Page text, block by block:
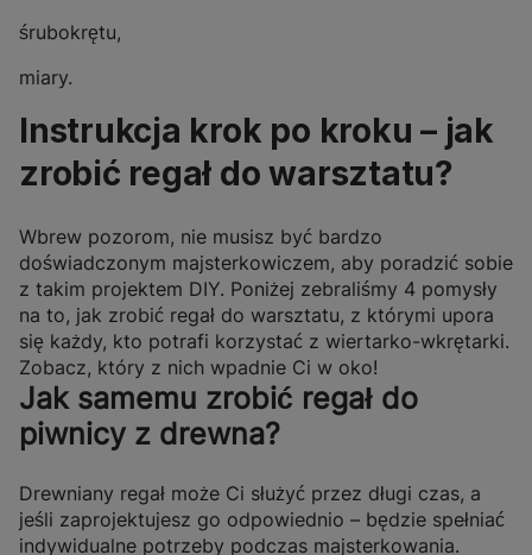
śrubokrętu,
miary.
Instrukcja krok po kroku – jak
zrobić regał do warsztatu?
Wbrew pozorom, nie musisz być bardzo
doświadczonym majsterkowiczem, aby poradzić sobie
z takim projektem DIY. Poniżej zebraliśmy 4 pomysły
na to, jak zrobić regał do warsztatu, z którymi upora
się każdy, kto potrafi korzystać z wiertarko-wkrętarki.
Zobacz, który z nich wpadnie Ci w oko!
Jak samemu zrobić regał do
piwnicy z drewna?
Drewniany regał może Ci służyć przez długi czas, a
jeśli zaprojektujesz go odpowiednio – będzie spełniać
indywidualne potrzeby podczas majsterkowania.